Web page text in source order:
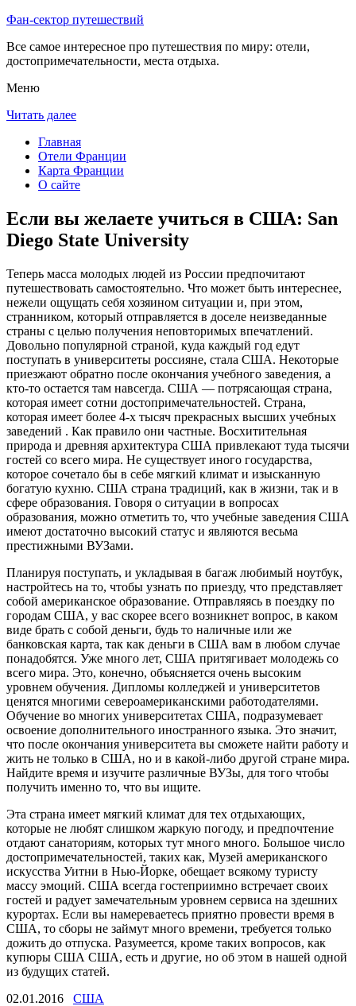
Фан-сектор путешествий
Все самое интересное про путешествия по миру: отели,
достопримечательности, места отдыха.
Меню
Читать далее
Главная
Отели Франции
Карта Франции
О сайте
Если вы желаете учиться в США: San
Diego State University
Теперь масса молодых людей из России предпочитают
путешествовать самостоятельно. Что может быть интереснее,
нежели ощущать себя хозяином ситуации и, при этом,
странником, который отправляется в доселе неизведанные
страны с целью получения неповторимых впечатлений.
Довольно популярной страной, куда каждый год едут
поступать в университеты россияне, стала США. Некоторые
приезжают обратно после окончания учебного заведения, а
кто-то остается там навсегда. США — потрясающая страна,
которая имеет сотни достопримечательностей. Страна,
которая имеет более 4-х тысяч прекрасных высших учебных
заведений . Как правило они частные. Восхитительная
природа и древняя архитектура США привлекают туда тысячи
гостей со всего мира. Не существует иного государства,
которое сочетало бы в себе мягкий климат и изысканную
богатую кухню. США страна традиций, как в жизни, так и в
сфере образования. Говоря о ситуации в вопросах
образования, можно отметить то, что учебные заведения США
имеют достаточно высокий статус и являются весьма
престижными ВУЗами.
Планируя поступать, и укладывая в багаж любимый ноутбук,
настройтесь на то, чтобы узнать по приезду, что представляет
собой американское образование. Отправляясь в поездку по
городам США, у вас скорее всего возникнет вопрос, в каком
виде брать с собой деньги, будь то наличные или же
банковская карта, так как деньги в США вам в любом случае
понадобятся. Уже много лет, США притягивает молодежь со
всего мира. Это, конечно, объясняется очень высоким
уровнем обучения. Дипломы колледжей и университетов
ценятся многими североамериканскими работодателями.
Обучение во многих университетах США, подразумевает
освоение дополнительного иностранного языка. Это значит,
что после окончания университета вы сможете найти работу и
жить не только в США, но и в какой-либо другой стране мира.
Найдите время и изучите различные ВУЗы, для того чтобы
получить именно то, что вы ищите.
Эта страна имеет мягкий климат для тех отдыхающих,
которые не любят слишком жаркую погоду, и предпочтение
отдают санаториям, которых тут много много. Большое число
достопримечательностей, таких как, Музей американского
искусства Уитни в Нью-Йорке, обещает всякому туристу
массу эмоций. США всегда гостеприимно встречает своих
гостей и радует замечательным уровнем сервиса на здешних
курортах. Если вы намереваетесь приятно провести время в
США, то сборы не займут много времени, требуется только
дожить до отпуска. Разумеется, кроме таких вопросов, как
купюры США США, есть и другие, но об этом в нашей одной
из будущих статей.
02.01.2016 США